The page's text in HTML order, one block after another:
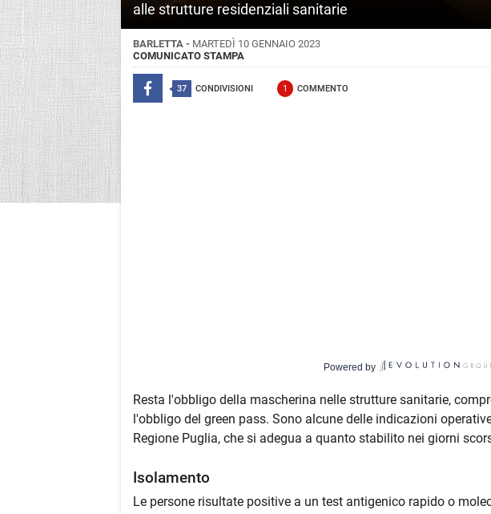
alle strutture residenziali sanitarie
BARLETTA - MARTEDÌ 10 GENNAIO 2023
COMUNICATO STAMPA
37 CONDIVISIONI 1 COMMENTO
Powered by
Resta l'obbligo della mascherina nelle strutture sanitarie,
l'obbligo del green pass. Sono alcune delle indicazioni
Regione Puglia, che si adegua a quanto stabilito nei giorni
Isolamento
Le persone risultate positive a un test antigenico rapido o